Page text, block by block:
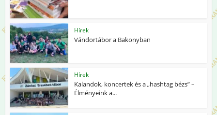
Hírek
Vándortábor a Bakonyban
Hírek
Kalandok, koncertek és a „hashtag bézs” –
Élményeink a...